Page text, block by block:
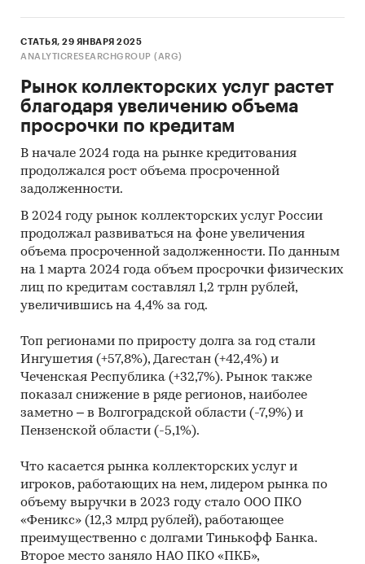
СТАТЬЯ, 29 ЯНВАРЯ 2025
ANALYTICRESEARCHGROUP (ARG)
Рынок коллекторских услуг растет
благодаря увеличению объема
просрочки по кредитам
В начале 2024 года на рынке кредитования
продолжался рост объема просроченной
задолженности.
В 2024 году рынок коллекторских услуг России
продолжал развиваться на фоне увеличения
объема просроченной задолженности. По данным
на 1 марта 2024 года объем просрочки физических
лиц по кредитам составлял 1,2 трлн рублей,
увеличившись на 4,4% за год.
Топ регионами по приросту долга за год стали
Ингушетия (+57,8%), Дагестан (+42,4%) и
Чеченская Республика (+32,7%). Рынок также
показал снижение в ряде регионов, наиболее
заметно – в Волгоградской области (-7,9%) и
Пензенской области (-5,1%).
Что касается рынка коллекторских услуг и
игроков, работающих на нем, лидером рынка по
объему выручки в 2023 году стало ООО ПКО
«Феникс» (12,3 млрд рублей), работающее
преимущественно с долгами Тинькофф Банка.
Второе место заняло НАО ПКО «ПКБ»,